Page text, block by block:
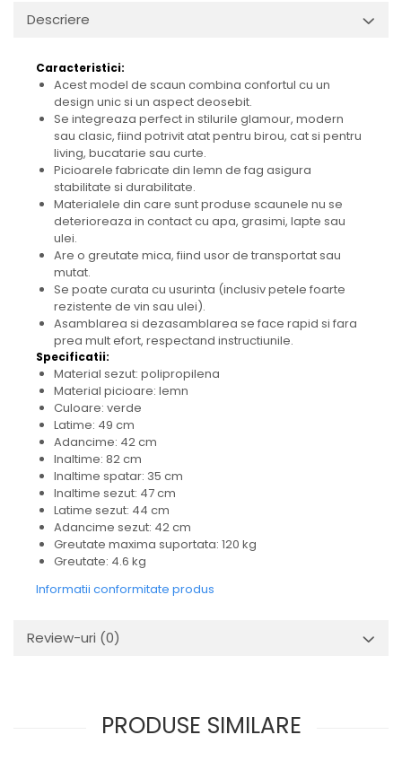
Descriere
Caracteristici:
Acest model de scaun combina confortul cu un
design unic si un aspect deosebit.
Se integreaza perfect in stilurile glamour, modern
sau clasic, fiind potrivit atat pentru birou, cat si pentru
living, bucatarie sau curte.
Picioarele fabricate din lemn de fag asigura
stabilitate si durabilitate.
Materialele din care sunt produse scaunele nu se
deterioreaza in contact cu apa, grasimi, lapte sau
ulei.
Are o greutate mica, fiind usor de transportat sau
mutat.
Se poate curata cu usurinta (inclusiv petele foarte
rezistente de vin sau ulei).
Asamblarea si dezasamblarea se face rapid si fara
prea mult efort, respectand instructiunile.
Specificatii:
Material sezut: polipropilena
Material picioare: lemn
Culoare: verde
Latime: 49 cm
Adancime: 42 cm
Inaltime: 82 cm
Inaltime spatar: 35 cm
Inaltime sezut: 47 cm
Latime sezut: 44 cm
Adancime sezut: 42 cm
Greutate maxima suportata: 120 kg
Greutate: 4.6 kg
Informatii conformitate produs
Review-uri (0)
PRODUSE SIMILARE